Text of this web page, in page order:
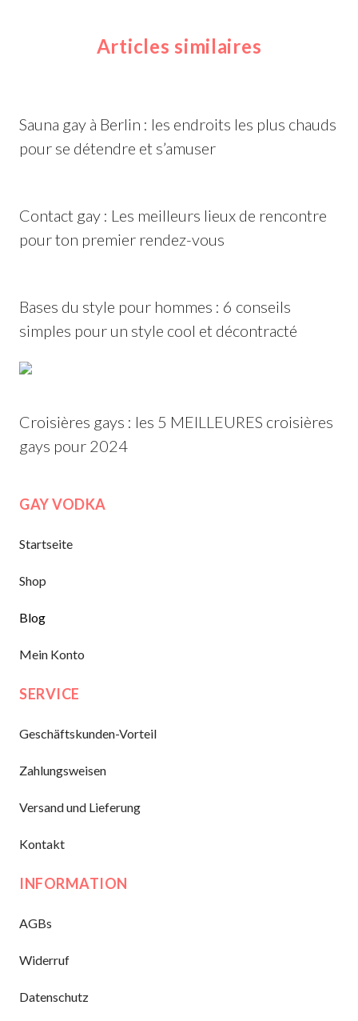
Articles similaires
Sauna gay à Berlin : les endroits les plus chauds
pour se détendre et s’amuser
Contact gay : Les meilleurs lieux de rencontre
pour ton premier rendez-vous
Bases du style pour hommes : 6 conseils
simples pour un style cool et décontracté
Croisières gays : les 5 MEILLEURES croisières
gays pour 2024
GAY VODKA
Startseite
Shop
Blog
Mein Konto
SERVICE
Geschäftskunden-Vorteil
Zahlungsweisen
Versand und Lieferung
Kontakt
INFORMATION
AGBs
Widerruf
Datenschutz